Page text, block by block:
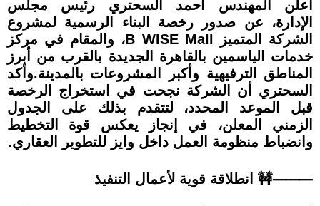
أعلن المهندس أحمد السحتري رئيس مجلس
الإدارة، عن صدور رخصة البناء الرسمية لمشروع
الشركة المتميز B WISE Mall، والمقام في مركز
خدمات الياسمين بالقاهرة الجديدة بالقرب من أبرز
المناطق الترفيهية وأكبر المشروعات بالمدينة.وأكد
السحتري أن الشركة نجحت في استخراج الرخصة
قبل الموعد المحدد، لتتقدم بذلك على الجدول
الزمني المعلن، في إنجاز يعكس قوة التخطيط
وانضباط منظومة العمل داخل وايز للتطوير العقاري.
⸻🚧 انطلاقة قوية لأعمال التنفيذ